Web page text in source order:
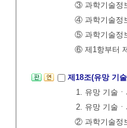
③ 과학기술정
④ 과학기술정
⑤ 과학기술정
⑥ 제1항부터
제18조(유망 기
1. 유망 기술
2. 유망 기술
② 과학기술정